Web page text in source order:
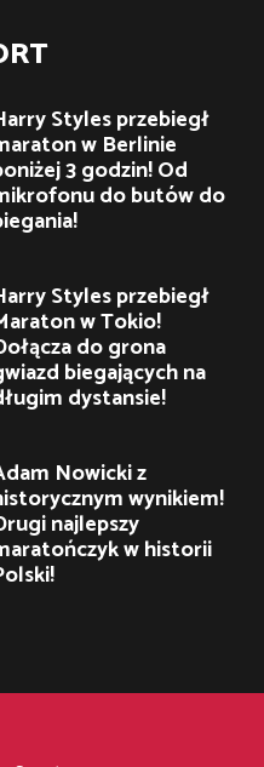
Styles przebiegł
w Berlinie
3 godzin! Od
do butów do
Styles przebiegł
w Tokio!
do grona
biegających na
dystansie!
Nowicki z
wynikiem!
najlepszy
w historii